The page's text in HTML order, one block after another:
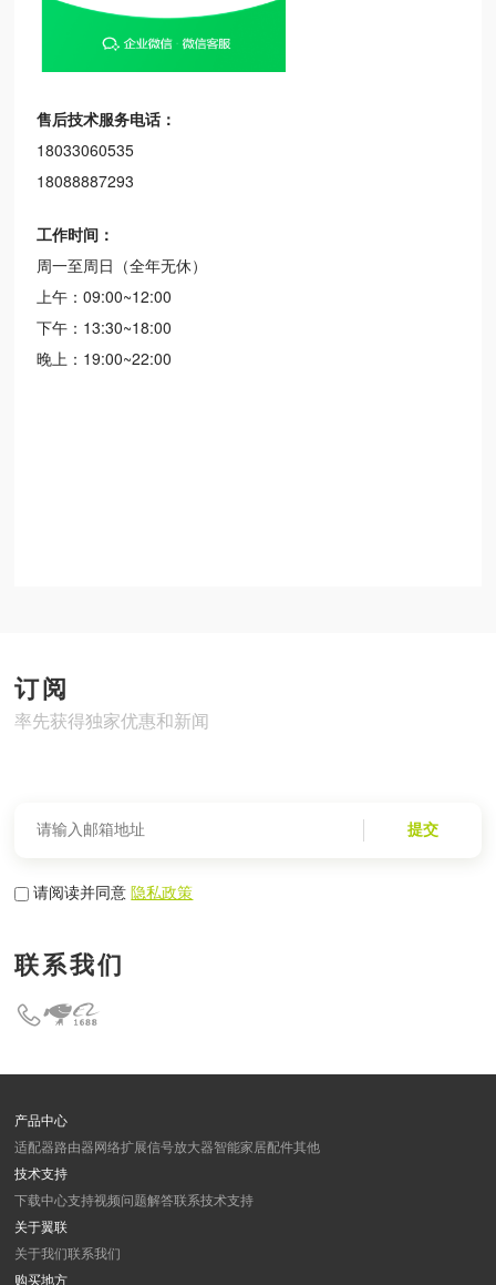
售后技术服务电话：
18033060535
18088887293
工作时间：
周一至周日（全年无休）
上午：09:00~12:00
下午：13:30~18:00
晚上：19:00~22:00
订阅
率先获得独家优惠和新闻
提交
请阅读并同意隐私政策
联系我们
产品中心
适配器路由器 网络扩展信号放大器智能家居配件其他
技术支持
下载中心支持视频问题解答联系技术支持
关于翼联
关于我们联系我们
购买地方